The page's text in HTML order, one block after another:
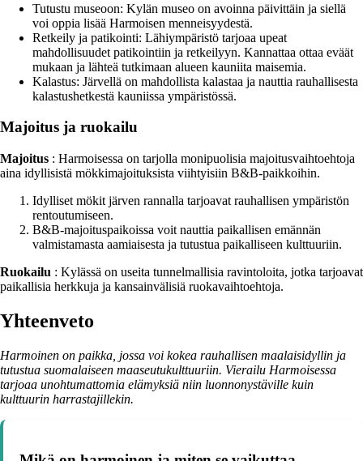
Tutustu museoon: Kylän museo on avoinna päivittäin ja siellä
voi oppia lisää Harmoisen menneisyydestä.
Retkeily ja patikointi: Lähiympäristö tarjoaa upeat
mahdollisuudet patikointiin ja retkeilyyn. Kannattaa ottaa eväät
mukaan ja lähteä tutkimaan alueen kauniita maisemia.
Kalastus: Järvellä on mahdollista kalastaa ja nauttia rauhallisesta
kalastushetkestä kauniissa ympäristössä.
Majoitus ja ruokailu
Majoitus : Harmoisessa on tarjolla monipuolisia majoitusvaihtoehtoja
aina idyllisistä mökkimajoituksista viihtyisiin B&B-paikkoihin.
Idylliset mökit järven rannalla tarjoavat rauhallisen ympäristön
rentoutumiseen.
B&B-majoituspaikoissa voit nauttia paikallisen emännän
valmistamasta aamiaisesta ja tutustua paikalliseen kulttuuriin.
Ruokailu : Kylässä on useita tunnelmallisia ravintoloita, jotka tarjoavat
paikallisia herkkuja ja kansainvälisiä ruokavaihtoehtoja.
Yhteenveto
Harmoinen on paikka, jossa voi kokea rauhallisen maalaisidyllin ja
tutustua suomalaiseen maaseutukulttuuriin. Vierailu Harmoisessa
tarjoaa unohtumattomia elämyksiä niin luonnonystäville kuin
kulttuurin harrastajillekin.